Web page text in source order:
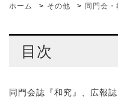
ホーム その他 同門会
目次
同門会誌『和究』、広報